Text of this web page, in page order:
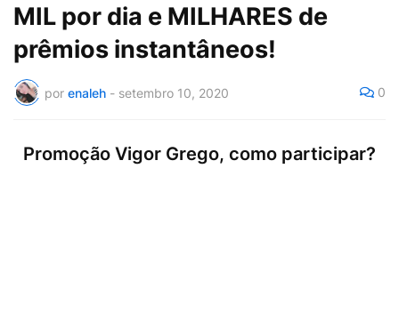
MIL por dia e MILHARES de
prêmios instantâneos!
por enaleh - setembro 10, 2020 0
Promoção Vigor Grego, como participar?